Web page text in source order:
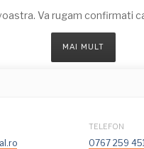
Va rugam confirmati
MAI MULT
TELEFON
0767 259